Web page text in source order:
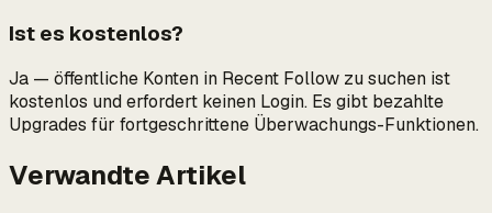
Ist es kostenlos?
Ja — öffentliche Konten in Recent Follow zu suchen ist
kostenlos und erfordert keinen Login. Es gibt bezahlte
Upgrades für fortgeschrittene Überwachungs-Funktionen.
Verwandte Artikel